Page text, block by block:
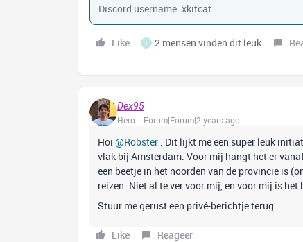
Discord username: xkitcat
Like I 2 mensen vinden dit leuk
Dex95
Hero
Forum|Forum|2 years ago
Hoi @Robster . Dit lijkt me een super leuk
vlak bij Amsterdam. Voor mij hangt het er
een beetje in het noorden van de provincie is
reizen. Niet al te ver voor mij, en voor mij is
Stuur me gerust een privé-berichtje terug.
Like Reageer